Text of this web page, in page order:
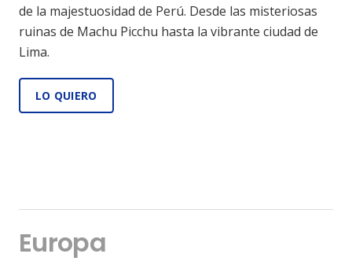
de la majestuosidad de Perú. Desde las misteriosas
ruinas de Machu Picchu hasta la vibrante ciudad de
Lima.
LO QUIERO
Europa